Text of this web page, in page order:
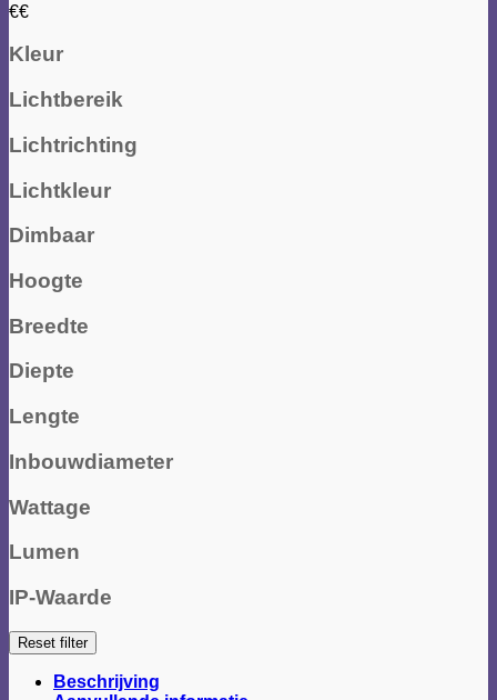
€€
Kleur
Lichtbereik
Lichtrichting
Lichtkleur
Dimbaar
Hoogte
Breedte
Diepte
Lengte
Inbouwdiameter
Wattage
Lumen
IP-Waarde
Reset filter
Beschrijving